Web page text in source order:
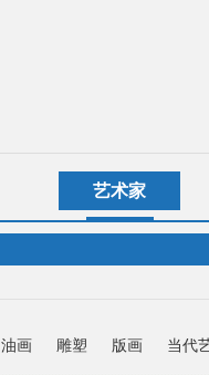
艺术家
油画 雕塑 版画 当代